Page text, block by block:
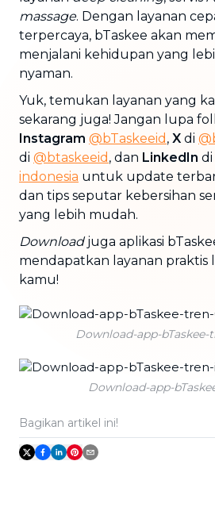
massage. Dengan layanan
terpercaya, bTaskee akan
menjalani kehidupan yang
nyaman.
Yuk, temukan layanan yang
sekarang juga! Jangan lupa
Instagram @bTaskeeid , X di
di @btaskeeid , dan LinkedIn di
indonesia untuk update
dan tips seputar kebersihan
yang lebih mudah.
Downloadjuga aplikasi
mendapatkan layanan praktis
kamu!
Download-app-bTaskee-
Download-app-
Bagikan artikel ini!